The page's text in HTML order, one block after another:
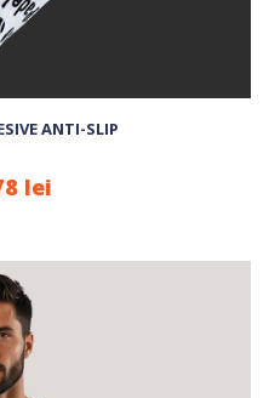
ANTI-SLIP
lei